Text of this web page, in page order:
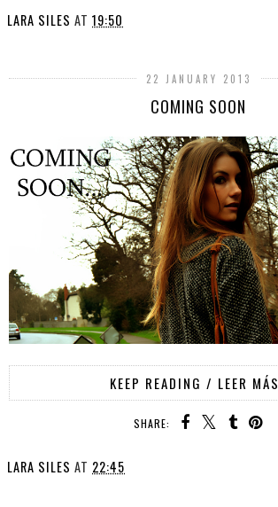
LARA SILES AT 19:50
22 JANUARY 2013
COMING SOON
KEEP READING / LEER MÁS
SHARE:
LARA SILES AT 22:45